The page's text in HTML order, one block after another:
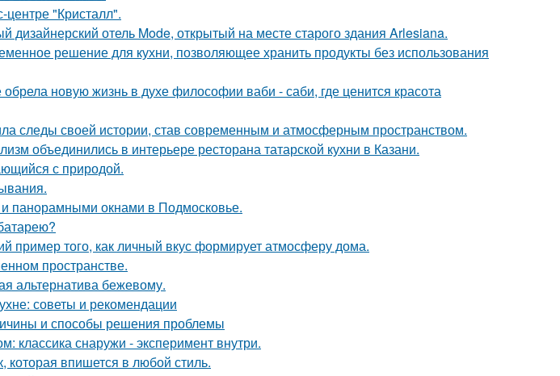
центре "Кристалл".
отель Mode, открытый на месте старого здания Arlesiana.
решение для кухни, позволяющее хранить продукты без использования
новую жизнь в духе философии ваби - саби, где ценится красота
следы своей истории, став современным и атмосферным пространством.
объединились в интерьере ресторана татарской кухни в Казани.
с природой.
панорамными окнами в Подмосковье.
пример того, как личный вкус формирует атмосферу дома.
пространстве.
альтернатива бежевому.
советы и рекомендации
и способы решения проблемы
классика снаружи - эксперимент внутри.
которая впишется в любой стиль.